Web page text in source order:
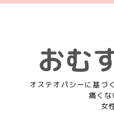
おむ
オステオパシーに基づ
痛く
女